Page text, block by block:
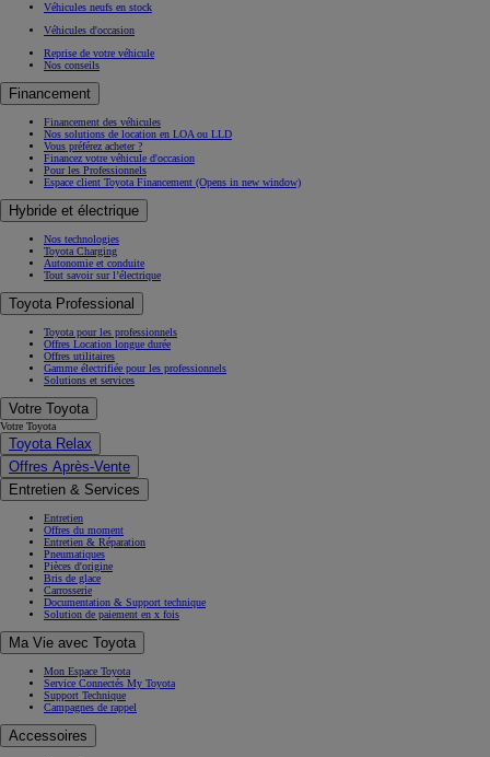
Véhicules neufs en stock
Véhicules d'occasion
Reprise de votre véhicule
Nos conseils
Financement
Financement des véhicules
Nos solutions de location en LOA ou LLD
Vous préférez acheter ?
Financez votre véhicule d'occasion
Pour les Professionnels
Espace client Toyota Financement (Opens in new window)
Hybride et électrique
Nos technologies
Toyota Charging
Autonomie et conduite
Tout savoir sur l’électrique
Toyota Professional
Toyota pour les professionnels
Offres Location longue durée
Offres utilitaires
Gamme électrifiée pour les professionnels
Solutions et services
Votre Toyota
Votre Toyota
Toyota Relax
Offres Après-Vente
Entretien & Services
Entretien
Offres du moment
Entretien & Réparation
Pneumatiques
Pièces d'origine
Bris de glace
Carrosserie
Documentation & Support technique
Solution de paiement en x fois
Ma Vie avec Toyota
Mon Espace Toyota
Service Connectés My Toyota
Support Technique
Campagnes de rappel
Accessoires